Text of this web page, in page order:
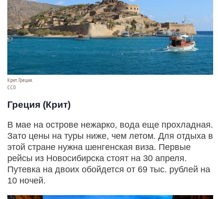
Крит. Греция.
СС0
Греция (Крит)
В мае на острове нежарко, вода еще прохладная.
Зато цены на туры ниже, чем летом. Для отдыха в
этой стране нужна шенгенская виза. Первые
рейсы из Новосибирска стоят на 30 апреля.
Путевка на двоих обойдется от 69 тыс. рублей на
10 ночей.